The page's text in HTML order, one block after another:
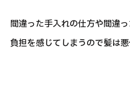
間違った手入れの仕方や間違
負担を感じてしまうので髪は